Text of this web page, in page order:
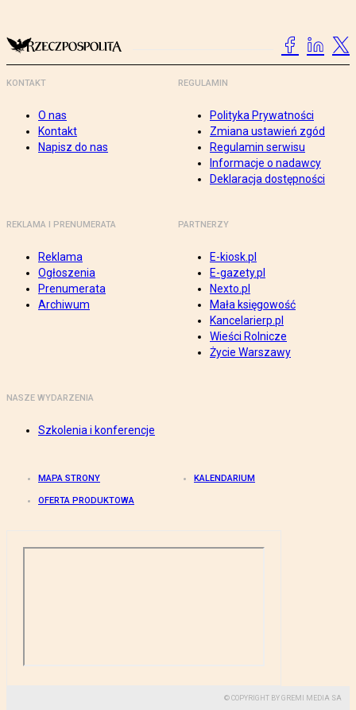
KONTAKT
O nas
Kontakt
Napisz do nas
REGULAMIN
Polityka Prywatności
Zmiana ustawień zgód
Regulamin serwisu
Informacje o nadawcy
Deklaracja dostępności
REKLAMA I PRENUMERATA
Reklama
Ogłoszenia
Prenumerata
Archiwum
PARTNERZY
E-kiosk.pl
E-gazety.pl
Nexto.pl
Mała księgowość
Kancelarierp.pl
Wieści Rolnicze
Życie Warszawy
NASZE WYDARZENIA
Szkolenia i konferencje
MAPA STRONY KALENDARIUM
OFERTA PRODUKTOWA
© COPYRIGHT BY GREMI MEDIA SA